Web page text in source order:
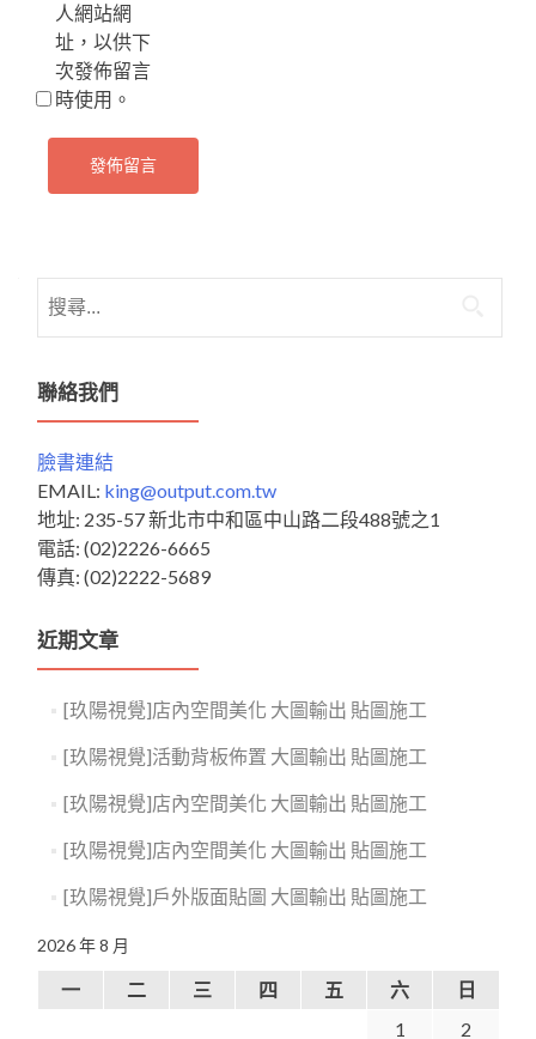
人網站網
址，以供下
次發佈留言
時使用。
尋
鍵
字:
聯絡我們
臉書連結
EMAIL: king@output.com.tw
地址: 235-57 新北市中和區中山路二段488號之1
電話: (02)2226-6665
傳真: (02)2222-5689
近期文章
[玖陽視覺]店內空間美化 大圖輸出 貼圖施工
[玖陽視覺]活動背板佈置 大圖輸出 貼圖施工
[玖陽視覺]店內空間美化 大圖輸出 貼圖施工
[玖陽視覺]店內空間美化 大圖輸出 貼圖施工
[玖陽視覺]戶外版面貼圖 大圖輸出 貼圖施工
2026 年 8 月
一 二 三 四 五 六
日
1
2